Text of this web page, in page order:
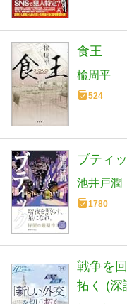
食王
楡周平
524
ブティ
池井戸潤
1780
戦争を
拓く (深